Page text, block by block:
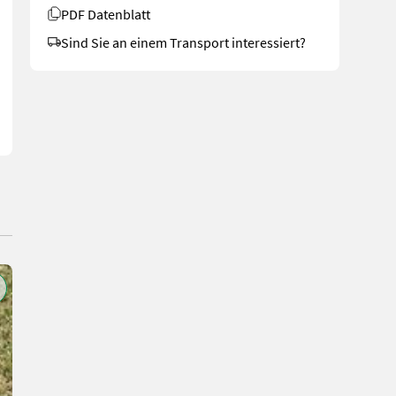
- Mulchen oder Sammeln einfach umschaltbar
PDF Datenblatt
Sind Sie an einem Transport interessiert?